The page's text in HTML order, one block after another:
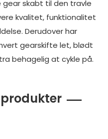
gear skabt til den travle
kvalitet, funktionalitet
Derudover har
gearskifte let, blødt
behagelig at cykle på.